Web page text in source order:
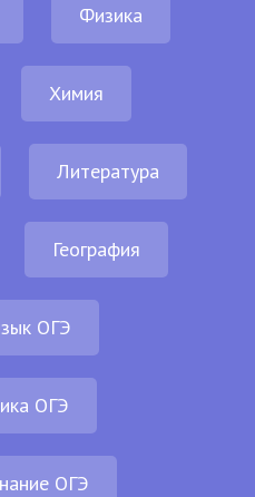
Физика
Химия
Литература
География
ОГЭ
ОГЭ
ОГЭ